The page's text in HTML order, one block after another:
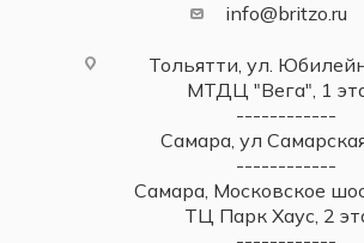
info@britzo.ru
Тольятти, ул.
МТДЦ "Вега", 1
------------
Самара, ул
------------
Самара, Московское
ТЦ Парк Хаус, 2